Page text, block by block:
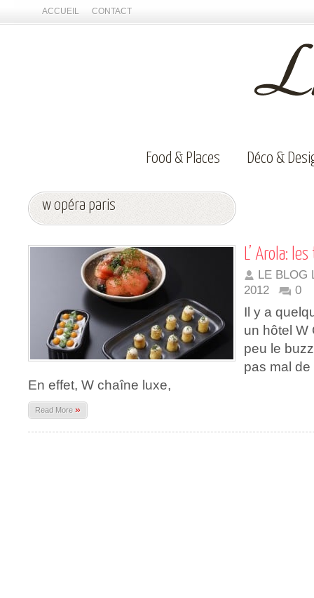
ACCUEIL CONTACT
Food & Places Déco &
w opéra paris
L’ Arola:
LE BLOG
2012
0
Il y a
un hôtel W
peu le
pas mal
En effet, W chaîne luxe,
Read More »